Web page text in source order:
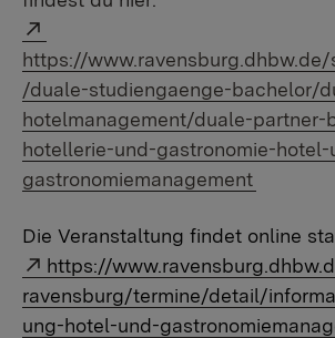
https://
/duale-studiengaenge-bachelor/
hotelmanagement/duale-partner-
hotellerie-und-gastronomie-hotel-
gastronomiemanagement
Die Veranstaltung findet online
https://
ravensburg/termine/detail/
ung-hotel-und-